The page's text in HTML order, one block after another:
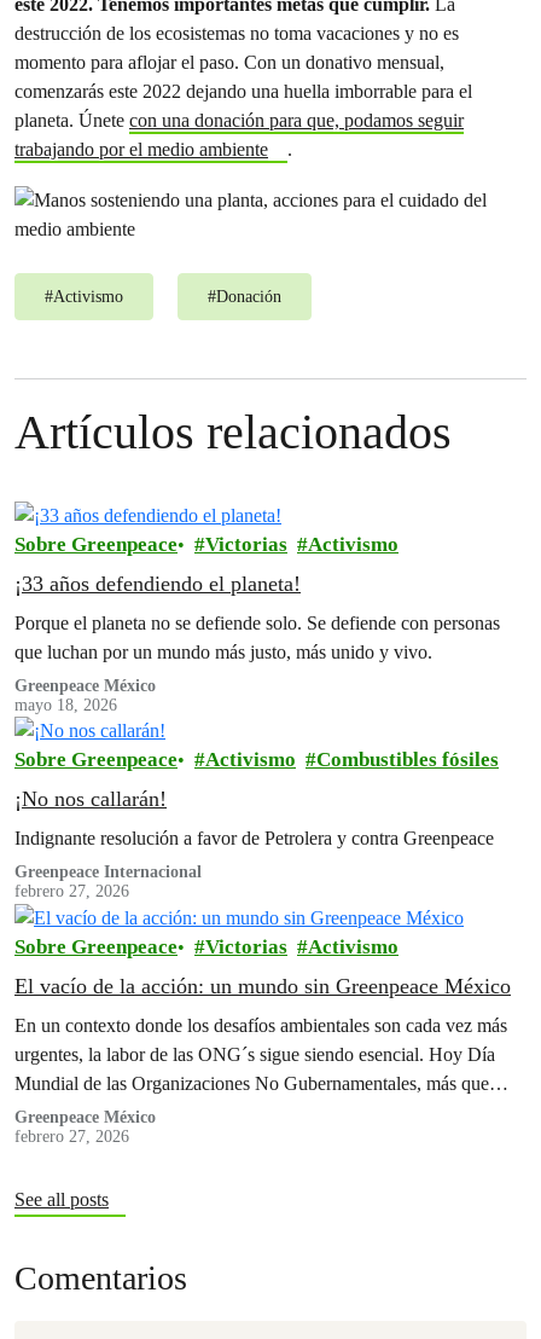
destrucción de los ecosistemas no toma vacaciones y no es
momento para aflojar el paso. Con un donativo mensual,
comenzarás este 2022 dejando una huella imborrable para el
planeta. Únete con una donación para que, podamos seguir
trabajando por el medio ambiente
.
#Activismo #Donación
Artículos relacionados
Sobre Greenpeace Victorias Activismo
¡33 años defendiendo el planeta!
Porque el planeta no se defiende solo. Se defiende con personas
que luchan por un mundo más justo, más unido y vivo.
Greenpeace México
mayo 18, 2026
Sobre Greenpeace Activismo Combustibles fósiles
¡No nos callarán!
Indignante resolución a favor de Petrolera y contra Greenpeace
Greenpeace Internacional
febrero 27, 2026
Sobre Greenpeace Victorias Activismo
El vacío de la acción: un mundo sin Greenpeace México
En un contexto donde los desafíos ambientales son cada vez más
urgentes, la labor de las ONG´s sigue siendo esencial. Hoy Día
Mundial de las Organizaciones No Gubernamentales, más que…
Greenpeace México
febrero 27, 2026
See all posts
Comentarios